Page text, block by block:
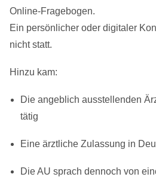
Online-Fragebogen.
Ein persönlicher oder digitaler
nicht statt.
Hinzu kam:
Die angeblich ausstellenden
tätig
Eine ärztliche Zulassung in
Die AU sprach dennoch von